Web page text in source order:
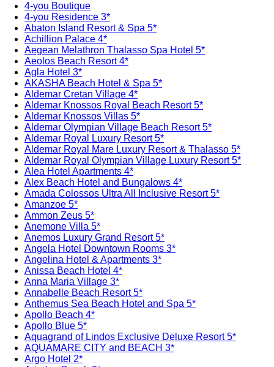
4-you Boutique
4-you Residence 3*
Abaton Island Resort & Spa 5*
Achillion Palace 4*
Aegean Melathron Thalasso Spa Hotel 5*
Aeolos Beach Resort 4*
Agla Hotel 3*
AKASHA Beach Hotel & Spa 5*
Aldemar Cretan Village 4*
Aldemar Knossos Royal Beach Resort 5*
Aldemar Knossos Villas 5*
Aldemar Olympian Village Beach Resort 5*
Aldemar Royal Luxury Resort 5*
Aldemar Royal Mare Luxury Resort & Thalasso 5*
Aldemar Royal Olympian Village Luxury Resort 5*
Alea Hotel Apartments 4*
Alex Beach Hotel and Bungalows 4*
Amada Colossos Ultra All Inclusive Resort 5*
Amanzoe 5*
Ammon Zeus 5*
Anemone Villa 5*
Anemos Luxury Grand Resort 5*
Angela Hotel Downtown Rooms 3*
Angelina Hotel & Apartments 3*
Anissa Beach Hotel 4*
Anna Maria Village 3*
Annabelle Beach Resort 5*
Anthemus Sea Beach Hotel and Spa 5*
Apollo Beach 4*
Apollo Blue 5*
Aquagrand of Lindos Exclusive Deluxe Resort 5*
AQUAMARE CITY and BEACH 3*
Argo Hotel 2*